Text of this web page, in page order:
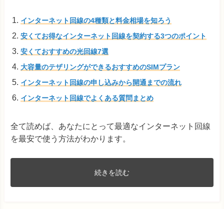
インターネット回線の4種類と料金相場を知ろう
安くてお得なインターネット回線を契約する3つのポイント
安くておすすめの光回線7選
大容量のテザリングができるおすすめのSIMプラン
インターネット回線の申し込みから開通までの流れ
インターネット回線でよくある質問まとめ
全て読めば、あなたにとって最適なインターネット回線
を最安で使う方法がわかります。
続きを読む